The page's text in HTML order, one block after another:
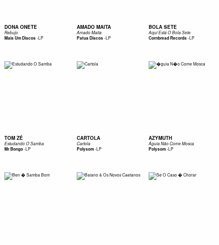
DONA ONETE
Rebujo
Mais Um Discos-LP
AMADO MAITA
Amado Maita
Patua Discos-LP
BOLA SETE
Aqui Está O Bola Sete
Cornbread Records-LP
TOM ZÉ
Estudando O Samba
Mr Bongo-LP
CARTOLA
Cartola
Polysom-LP
AZYMUTH
Águia Não Come Mosca
Polysom-LP